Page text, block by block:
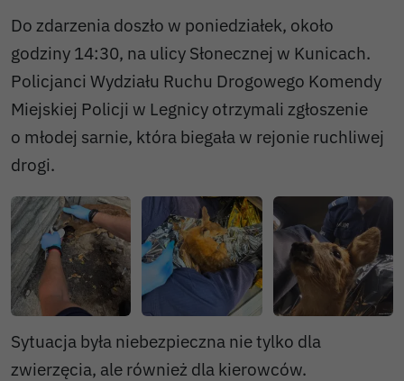
Do zdarzenia doszło w poniedziałek, około
godziny 14:30, na ulicy Słonecznej w Kunicach.
Policjanci Wydziału Ruchu Drogowego Komendy
Miejskiej Policji w Legnicy otrzymali zgłoszenie
o młodej sarnie, która biegała w rejonie ruchliwej
drogi.
Sytuacja była niebezpieczna nie tylko dla
zwierzęcia, ale również dla kierowców.